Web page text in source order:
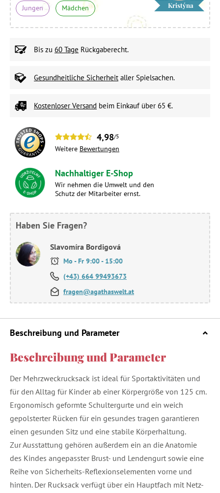
Jungen Mädchen Kristýna
Bis zu 60 Tage Rückgaberecht.
Gesundheitliche Sicherheit aller Spielsachen.
Kostenloser Versand beim Einkauf über 65 €.
4,98/5
Weitere Bewertungen
Nachhaltiger E-Shop
Wir nehmen die Umwelt und den
Schutz der Mitarbeiter ernst.
Haben Sie Fragen?
Slavomíra Bordigová
Mo - Fr 9:00 - 15:00
(+43) 664 99493673
fragen@agathaswelt.at
Beschreibung und Parameter
Beschreibung und Parameter
Der Mehrzweckrucksack ist ideal für Sportaktivitäten und
für den Alltag für Kinder ab einer Körpergröße von 125 cm.
Ergonomisch geformte Schultergurte und ein weich
gepolsterter Rücken für ein gesundes tragen garantieren
einen gesunden Sitz und eine stabile Körperhaltung.
Zur Ausstattung gehören außerdem ein an die Anatomie
des Kindes angepasster Brust- und Lendengurt sowie eine
Reihe von Sicherheits-Reflexionselementen vorne und
hinten. Der Rucksack verfügt über ein Hauptfach mit Netz-